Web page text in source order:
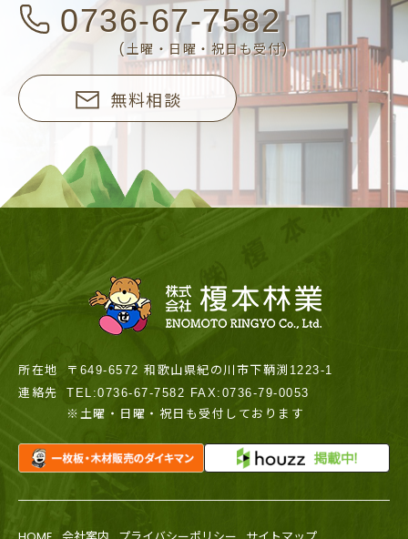
0736-67-7582
(土曜・日曜・祝日も受付)
無料相談
所在地
〒649-6572 和歌山県紀の川市下鞆渕1223-1
連絡先
TEL:0736-67-7582 FAX:0736-79-0053
※土曜・日曜・祝日も受付しております